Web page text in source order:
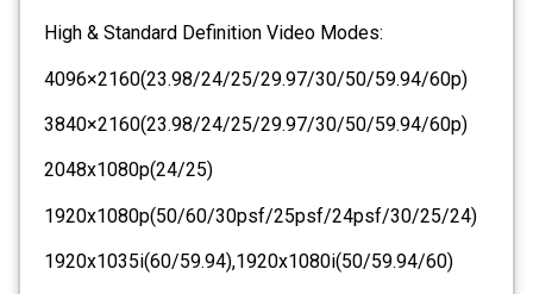
High & Standard Definition Video Modes:
4096×2160(23.98/24/25/29.97/30/50/59.94/60p)
3840×2160(23.98/24/25/29.97/30/50/59.94/60p)
2048x1080p(24/25)
1920x1080p(50/60/30psf/25psf/24psf/30/25/24)
1920x1035i(60/59.94),1920x1080i(50/59.94/60)